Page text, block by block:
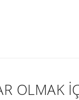
OLMAK